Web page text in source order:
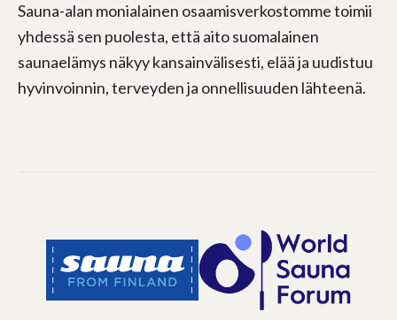
Sauna-alan monialainen osaamisverkostomme toimii
yhdessä sen puolesta, että aito suomalainen
saunaelämys näkyy kansainvälisesti, elää ja uudistuu
hyvinvoinnin, terveyden ja onnellisuuden lähteenä.